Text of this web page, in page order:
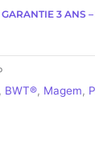
3 ANS
, BWT®, Magem,